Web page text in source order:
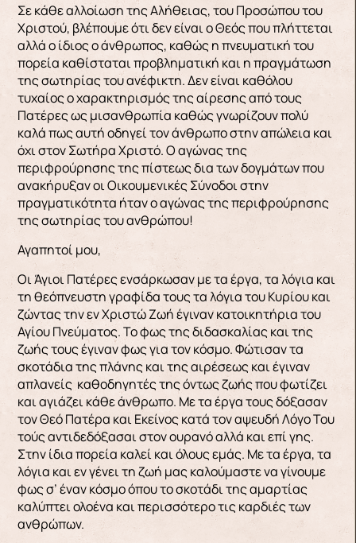
Σε κάθε αλλοίωση της Αλήθειας, του Προσώπου του
Χριστού, βλέπουμε ότι δεν είναι ο Θεός που πλήττεται
αλλά ο ίδιος ο άνθρωπος, καθώς η πνευματική του
πορεία καθίσταται προβληματική και η πραγμάτωση
της σωτηρίας του ανέφικτη. Δεν είναι καθόλου
τυχαίος ο χαρακτηρισμός της αίρεσης από τους
Πατέρες ως μισανθρωπία καθώς γνωρίζουν πολύ
καλά πως αυτή οδηγεί τον άνθρωπο στην απώλεια και
όχι στον Σωτήρα Χριστό. Ο αγώνας της
περιφρούρησης της πίστεως δια των δογμάτων που
ανακήρυξαν οι Οικουμενικές Σύνοδοι στην
πραγματικότητα ήταν ο αγώνας της περιφρούρησης
της σωτηρίας του ανθρώπου!
Αγαπητοί μου,
Οι Άγιοι Πατέρες ενσάρκωσαν με τα έργα, τα λόγια και
τη θεόπνευστη γραφίδα τους τα λόγια του Κυρίου και
ζώντας την εν Χριστώ Ζωή έγιναν κατοικητήρια του
Αγίου Πνεύματος. Το φως της διδασκαλίας και της
ζωής τους έγιναν φως για τον κόσμο. Φώτισαν τα
σκοτάδια της πλάνης και της αιρέσεως και έγιναν
απλανείς καθοδηγητές της όντως ζωής που φωτίζει
και αγιάζει κάθε άνθρωπο. Με τα έργα τους δόξασαν
τον Θεό Πατέρα και Εκείνος κατά τον αψευδή Λόγο Του
τούς αντιδεδόξασαι στον ουρανό αλλά και επί γης.
Στην ίδια πορεία καλεί και όλους εμάς. Με τα έργα, τα
λόγια και εν γένει τη ζωή μας καλούμαστε να γίνουμε
φως σ’ έναν κόσμο όπου το σκοτάδι της αμαρτίας
καλύπτει ολοένα και περισσότερο τις καρδιές των
ανθρώπων.